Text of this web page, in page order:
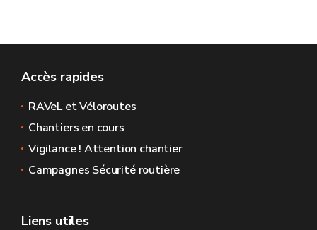
Accès rapides
RAVeL et Véloroutes
Chantiers en cours
Vigilance ! Attention chantier
Campagnes Sécurité routière
Liens utiles